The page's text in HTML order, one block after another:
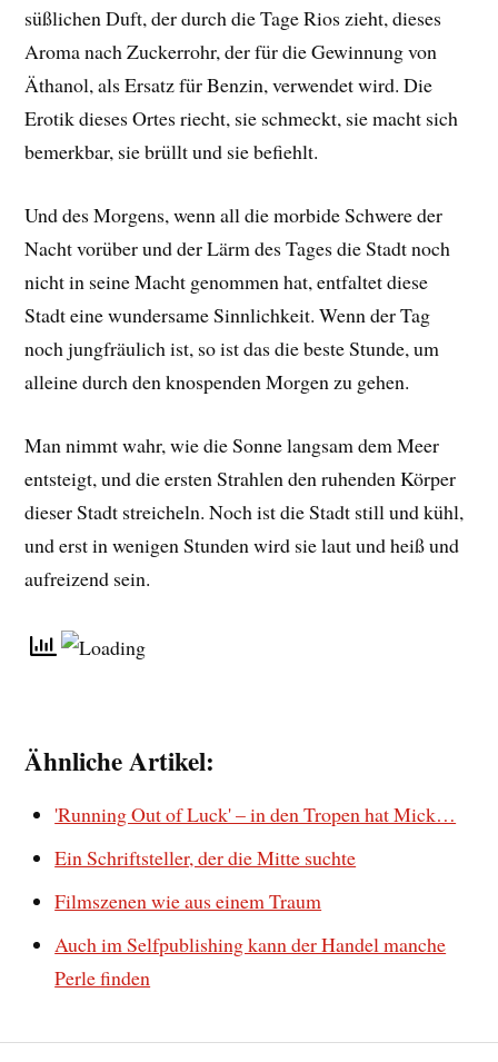
süßlichen Duft, der durch die Tage Rios zieht, dieses
Aroma nach Zuckerrohr, der für die Gewinnung von
Äthanol, als Ersatz für Benzin, verwendet wird. Die
Erotik dieses Ortes riecht, sie schmeckt, sie macht sich
bemerkbar, sie brüllt und sie befiehlt.
Und des Morgens, wenn all die morbide Schwere der
Nacht vorüber und der Lärm des Tages die Stadt noch
nicht in seine Macht genommen hat, entfaltet diese
Stadt eine wundersame Sinnlichkeit. Wenn der Tag
noch jungfräulich ist, so ist das die beste Stunde, um
alleine durch den knospenden Morgen zu gehen.
Man nimmt wahr, wie die Sonne langsam dem Meer
entsteigt, und die ersten Strahlen den ruhenden Körper
dieser Stadt streicheln. Noch ist die Stadt still und kühl,
und erst in wenigen Stunden wird sie laut und heiß und
aufreizend sein.
Ähnliche Artikel:
'Running Out of Luck' – in den Tropen hat Mick…
Ein Schriftsteller, der die Mitte suchte
Filmszenen wie aus einem Traum
Auch im Selfpublishing kann der Handel manche
Perle finden